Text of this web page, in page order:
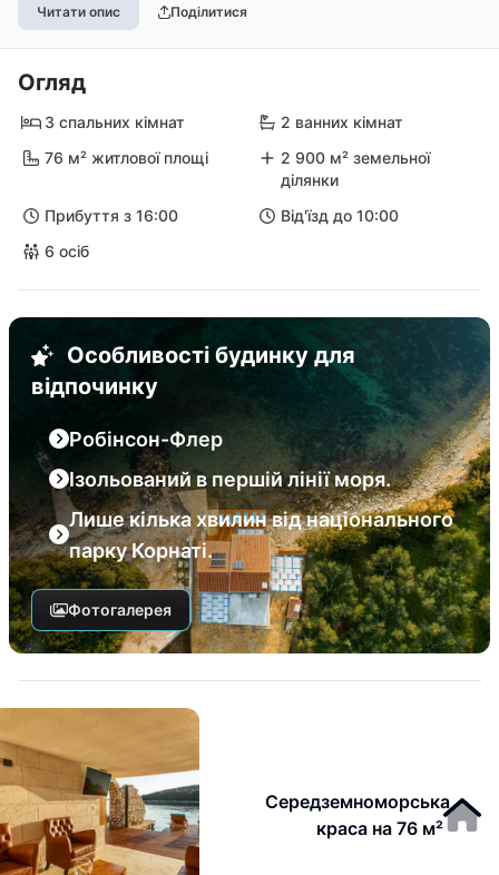
Читати опис Поділитися
Огляд
3 спальних кімнат
2 ванних кімнат
76 м² житлової площі
2 900 м² земельної
ділянки
Прибуття з 16:00
Від'їзд до 10:00
6 осіб
Особливості будинку для
відпочинку
Робінсон-Флер
Ізольований в першій лінії моря.
Лише кілька хвилин від національного
парку Корнаті.
Фотогалерея
Середземноморська
краса на 76 м²